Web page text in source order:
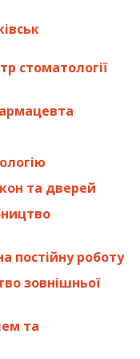
стоматології
та дверей
постійну роботу
зовнішньої
та